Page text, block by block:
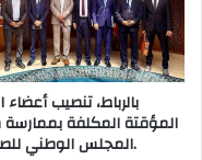
بالرباط، تنصيب أعضاء
المؤقتة المكلفة
المجلس الوطني للصحافة.